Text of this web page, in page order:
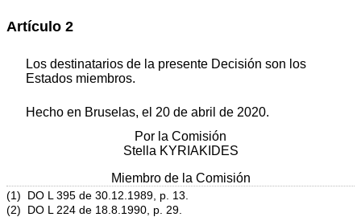
Artículo 2
Los destinatarios de la presente Decisión son los
Estados miembros.
Hecho en Bruselas, el 20 de abril de 2020.
Por la Comisión
Stella KYRIAKIDES
Miembro de la Comisión
(1) DO L 395 de 30.12.1989, p. 13.
(2) DO L 224 de 18.8.1990, p. 29.